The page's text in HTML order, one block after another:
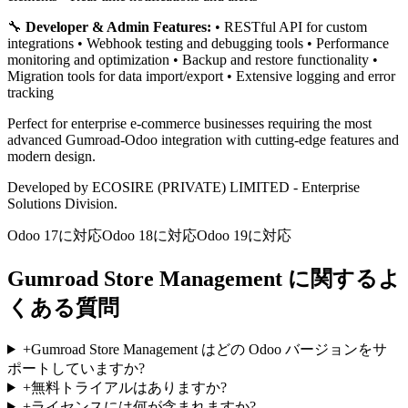
🔧 Developer & Admin Features: • RESTful API for custom
integrations • Webhook testing and debugging tools • Performance
monitoring and optimization • Backup and restore functionality •
Migration tools for data import/export • Extensive logging and error
tracking
Perfect for enterprise e-commerce businesses requiring the most
advanced Gumroad-Odoo integration with cutting-edge features and
modern design.
Developed by ECOSIRE (PRIVATE) LIMITED - Enterprise
Solutions Division.
Odoo 17に対応Odoo 18に対応Odoo 19に対応
Gumroad Store Management に関するよ
くある質問
+Gumroad Store Management はどの Odoo バージョンをサ
ポートしていますか?
+無料トライアルはありますか?